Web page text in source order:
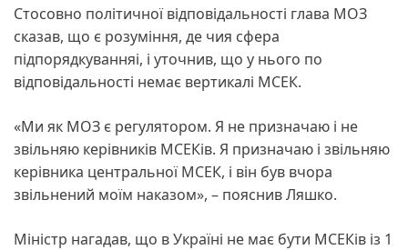
Стосовно політичної відповідальності глава МОЗ
сказав, що є розуміння, де чия сфера
підпорядкуванняі, і уточнив, що у нього по
відповідальності немає вертикалі МСЕК.
«Ми як МОЗ є регулятором. Я не призначаю і не
звільняю керівників МСЕКів. Я призначаю і звільняю
керівника центральної МСЕК, і він був вчора
звільнений моїм наказом», – пояснив Ляшко.
Міністр нагадав, що в Україні не має бути МСЕКів із 1